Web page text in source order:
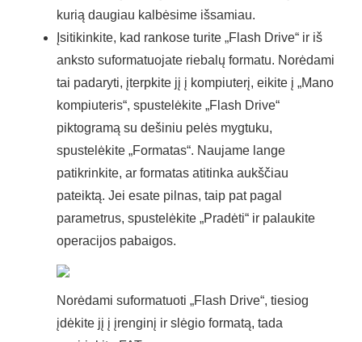
kurią daugiau kalbėsime išsamiau.
Įsitikinkite, kad rankose turite „Flash Drive“ ir iš
anksto suformatuojate riebalų formatu. Norėdami
tai padaryti, įterpkite jį į kompiuterį, eikite į „Mano
kompiuteris“, spustelėkite „Flash Drive“
piktogramą su dešiniu pelės mygtuku,
spustelėkite „Formatas“. Naujame lange
patikrinkite, ar formatas atitinka aukščiau
pateiktą. Jei esate pilnas, taip pat pagal
parametrus, spustelėkite „Pradėti“ ir palaukite
operacijos pabaigos.
Norėdami suformatuoti „Flash Drive“, tiesiog
įdėkite jį į įrenginį ir slėgio formatą, tada